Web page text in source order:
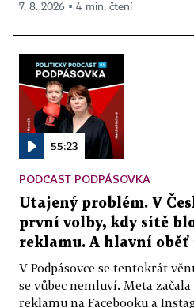
7. 8. 2026 ▪ 4 min. čtení
55:23
PODCAST PODPÁSOVKA
Utajený problém. V
první volby, kdy sítě
reklamu. A hlavní oběť
V Podpásovce se tentokrát
se vůbec nemluví. Meta
reklamu na Facebooku a